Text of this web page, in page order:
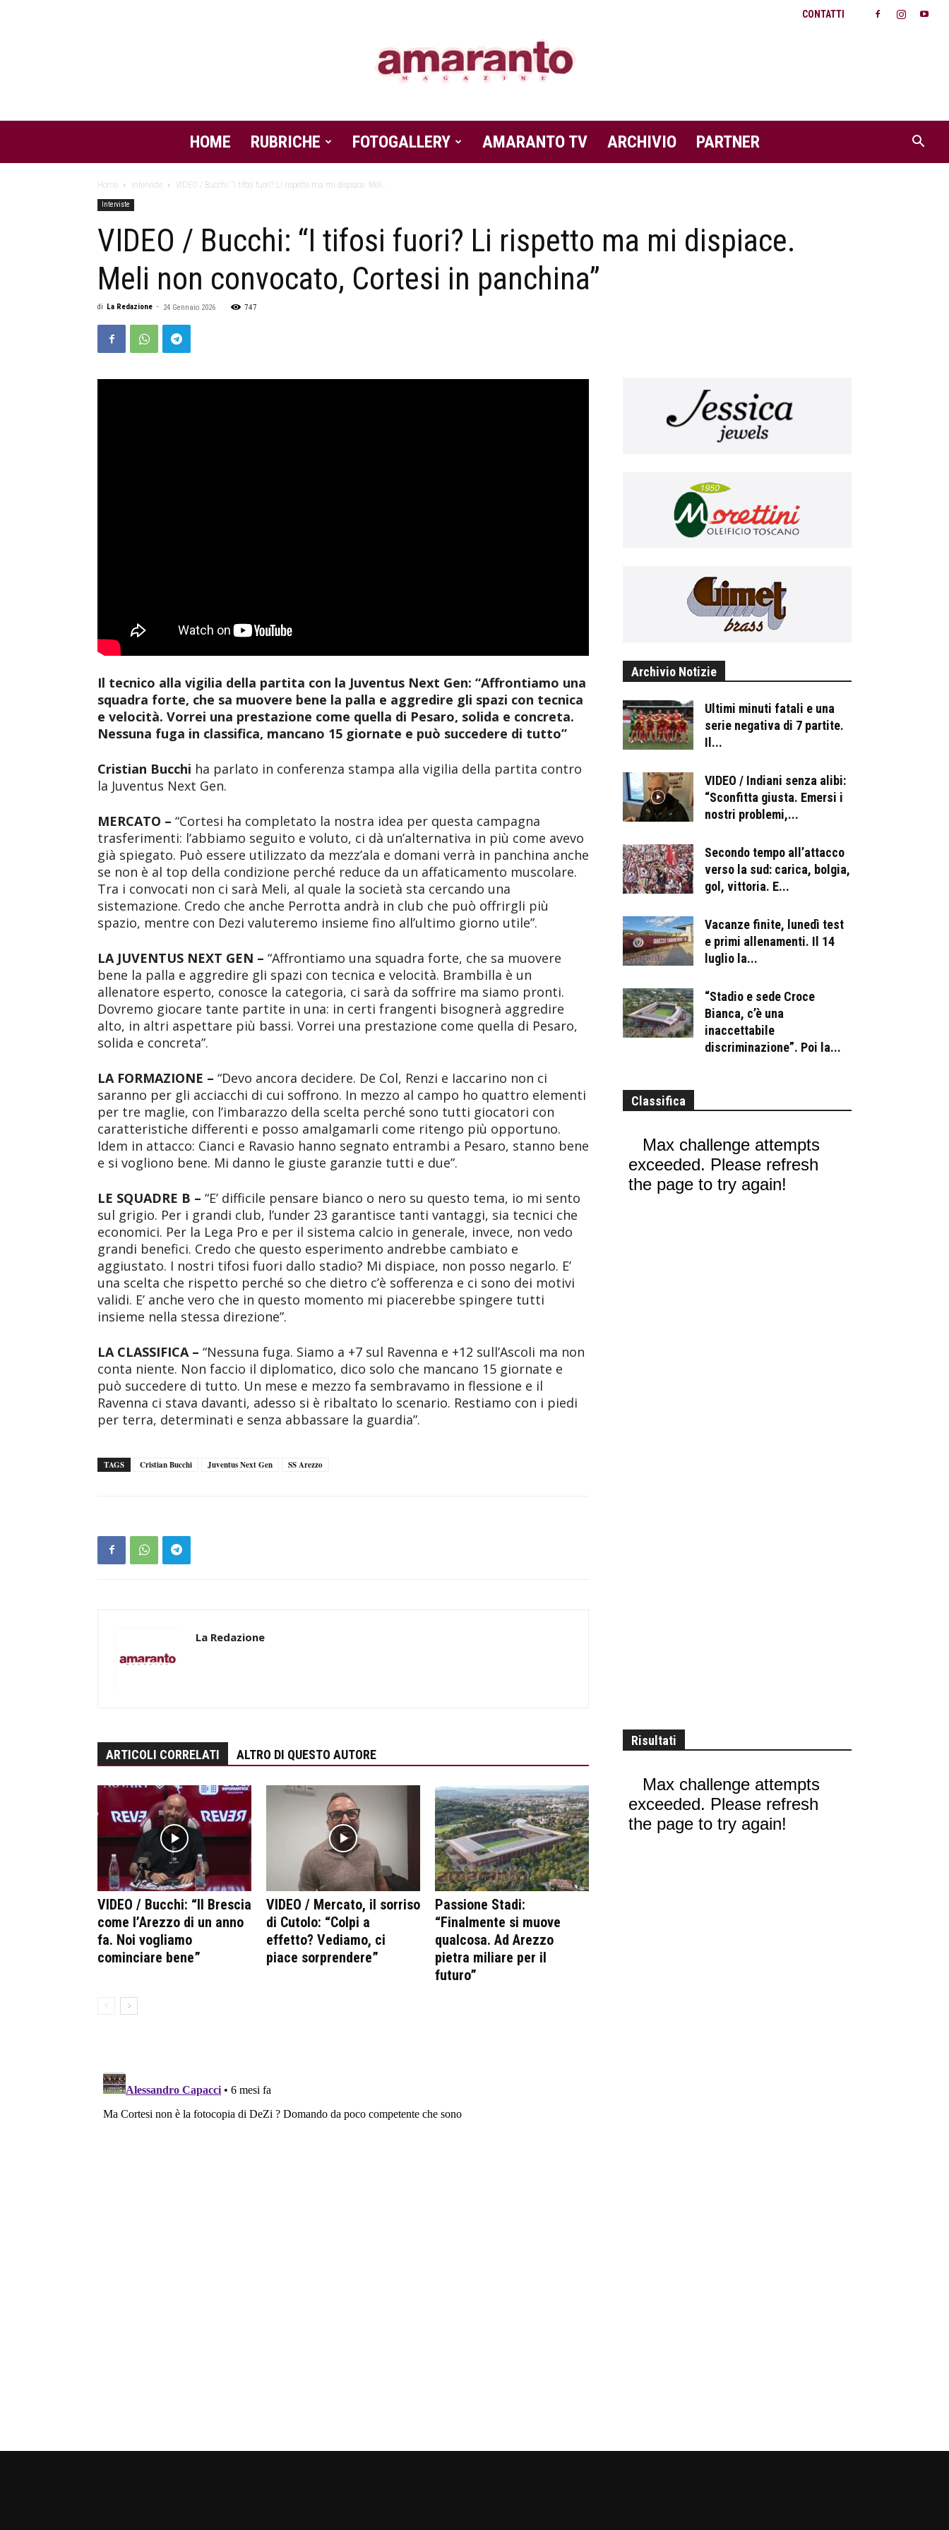
CONTATTI
Amaranto
Magazine
HOME RUBRICHE FOTOGALLERY AMARANTO TV ARCHIVIO PARTNER
Home Interviste VIDEO / Bucchi: “I tifosi fuori? Li rispetto ma mi dispiace. Meli...
Interviste
VIDEO / Bucchi: “I tifosi fuori? Li rispetto ma mi dispiace.
Meli non convocato, Cortesi in panchina”
di La Redazione - 24 Gennaio 2026 747
Il tecnico alla vigilia della partita con la Juventus Next Gen: “Affrontiamo una
squadra forte, che sa muovere bene la palla e aggredire gli spazi con tecnica
e velocità. Vorrei una prestazione come quella di Pesaro, solida e concreta.
Nessuna fuga in classifica, mancano 15 giornate e può succedere di tutto”
Cristian Bucchi ha parlato in conferenza stampa alla vigilia della partita contro
la Juventus Next Gen.
MERCATO – “Cortesi ha completato la nostra idea per questa campagna
trasferimenti: l’abbiamo seguito e voluto, ci dà un’alternativa in più come avevo
già spiegato. Può essere utilizzato da mezz’ala e domani verrà in panchina anche
se non è al top della condizione perché reduce da un affaticamento muscolare.
Tra i convocati non ci sarà Meli, al quale la società sta cercando una
sistemazione. Credo che anche Perrotta andrà in club che può offrirgli più
spazio, mentre con Dezi valuteremo insieme fino all’ultimo giorno utile”.
LA JUVENTUS NEXT GEN – “Affrontiamo una squadra forte, che sa muovere
bene la palla e aggredire gli spazi con tecnica e velocità. Brambilla è un
allenatore esperto, conosce la categoria, ci sarà da soffrire ma siamo pronti.
Dovremo giocare tante partite in una: in certi frangenti bisognerà aggredire
alto, in altri aspettare più bassi. Vorrei una prestazione come quella di Pesaro,
solida e concreta”.
LA FORMAZIONE – “Devo ancora decidere. De Col, Renzi e Iaccarino non ci
saranno per gli acciacchi di cui soffrono. In mezzo al campo ho quattro elementi
per tre maglie, con l’imbarazzo della scelta perché sono tutti giocatori con
caratteristiche differenti e posso amalgamarli come ritengo più opportuno.
Idem in attacco: Cianci e Ravasio hanno segnato entrambi a Pesaro, stanno bene
e si vogliono bene. Mi danno le giuste garanzie tutti e due”.
LE SQUADRE B – “E’ difficile pensare bianco o nero su questo tema, io mi sento
sul grigio. Per i grandi club, l’under 23 garantisce tanti vantaggi, sia tecnici che
economici. Per la Lega Pro e per il sistema calcio in generale, invece, non vedo
grandi benefici. Credo che questo esperimento andrebbe cambiato e
aggiustato. I nostri tifosi fuori dallo stadio? Mi dispiace, non posso negarlo. E’
una scelta che rispetto perché so che dietro c’è sofferenza e ci sono dei motivi
validi. E’ anche vero che in questo momento mi piacerebbe spingere tutti
insieme nella stessa direzione”.
LA CLASSIFICA – “Nessuna fuga. Siamo a +7 sul Ravenna e +12 sull’Ascoli ma non
conta niente. Non faccio il diplomatico, dico solo che mancano 15 giornate e
può succedere di tutto. Un mese e mezzo fa sembravamo in flessione e il
Ravenna ci stava davanti, adesso si è ribaltato lo scenario. Restiamo con i piedi
per terra, determinati e senza abbassare la guardia”.
TAGS Cristian Bucchi Juventus Next Gen SS Arezzo
La Redazione
ARTICOLI CORRELATI ALTRO DI QUESTO AUTORE
VIDEO / Bucchi: “Il Brescia
come l’Arezzo di un anno
fa. Noi vogliamo
cominciare bene”
VIDEO / Mercato, il sorriso
di Cutolo: “Colpi a
effetto? Vediamo, ci
piace sorprendere”
Passione Stadi:
“Finalmente si muove
qualcosa. Ad Arezzo
pietra miliare per il
futuro”
Archivio Notizie
Ultimi minuti fatali e una
serie negativa di 7 partite.
Il...
VIDEO / Indiani senza alibi:
“Sconfitta giusta. Emersi i
nostri problemi,...
Secondo tempo all’attacco
verso la sud: carica, bolgia,
gol, vittoria. E...
Vacanze finite, lunedì test
e primi allenamenti. Il 14
luglio la...
“Stadio e sede Croce
Bianca, c’è una
inaccettabile
discriminazione”. Poi la...
Classifica
Risultati